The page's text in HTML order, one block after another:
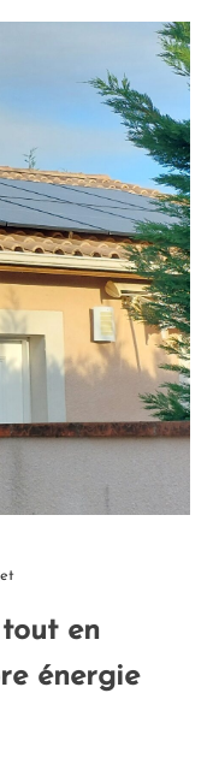
en
énergie